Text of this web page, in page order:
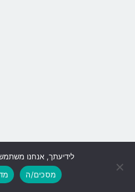
גלילה
לראש
לידיעתך, אנחנו
מסכים/ה